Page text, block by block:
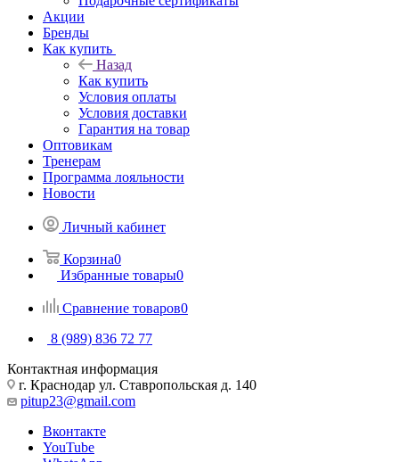
Акции
Бренды
Как купить
Назад
Как купить
Условия оплаты
Условия доставки
Гарантия на товар
Оптовикам
Тренерам
Программа лояльности
Новости
Личный кабинет
Корзина0
Избранные товары0
Сравнение товаров0
8 (989) 836 72 77
Контактная информация
г. Краснодар ул. Ставропольская д. 140
pitup23@gmail.com
Вконтакте
YouTube